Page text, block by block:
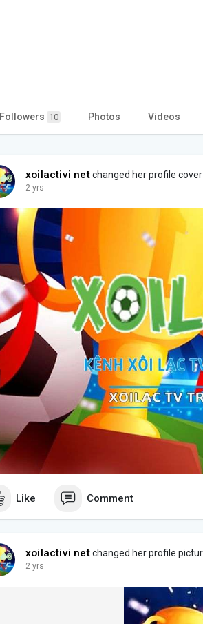
Followers 10 Photos Videos
xoilactivi netchanged her profile cover
2 yrs
Like Comment
xoilactivi netchanged her profile
2 yrs